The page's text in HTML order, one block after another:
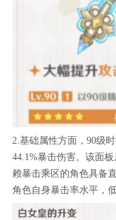
2.基础属性方面，90级
44.1%暴击伤害。该面
赖暴击乘区的角色具备
角色自身暴击率水平，